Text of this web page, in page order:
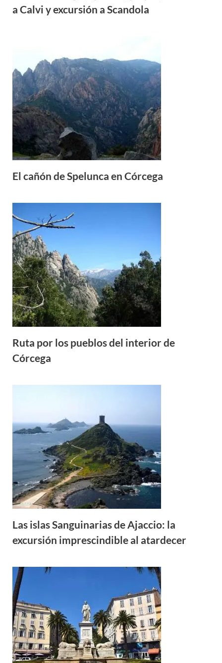
a Calvi y excursión a Scandola
El cañón de Spelunca en Córcega
Ruta por los pueblos del interior de
Córcega
Las islas Sanguinarias de Ajaccio: la
excursión imprescindible al atardecer